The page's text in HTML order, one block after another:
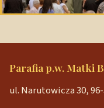
Parafia p.w. Matki
ul. Narutowicza 30,